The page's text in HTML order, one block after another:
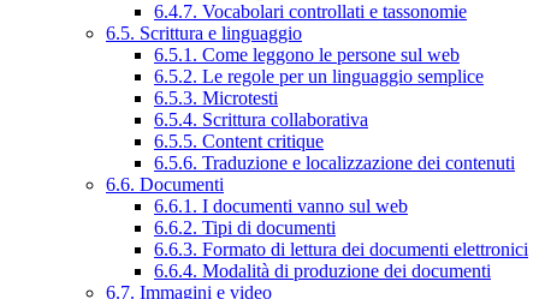
6.4.7. Vocabolari controllati e tassonomie
6.5. Scrittura e linguaggio
6.5.1. Come leggono le persone sul web
6.5.2. Le regole per un linguaggio semplice
6.5.3. Microtesti
6.5.4. Scrittura collaborativa
6.5.5. Content critique
6.5.6. Traduzione e localizzazione dei contenuti
6.6. Documenti
6.6.1. I documenti vanno sul web
6.6.2. Tipi di documenti
6.6.3. Formato di lettura dei documenti elettronici
6.6.4. Modalità di produzione dei documenti
6.7. Immagini e video